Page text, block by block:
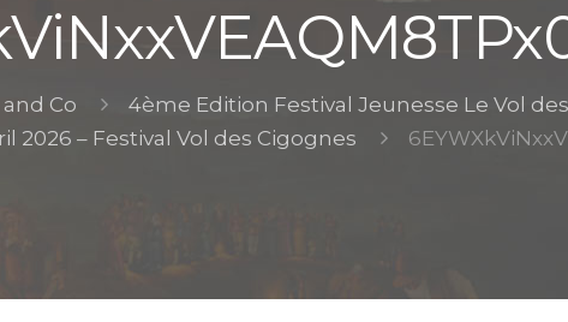
Co
4ème Edition Festival Jeunesse Le Vol
2026 – Festival Vol des Cigognes